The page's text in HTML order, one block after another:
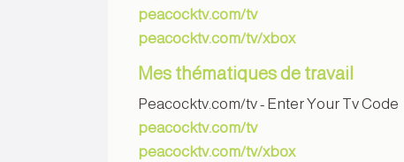
peacocktv.com/tv
peacocktv.com/tv/xbox
Mes thématiques de travail
Peacocktv.com/tv - Enter Your Tv Code
peacocktv.com/tv
peacocktv.com/tv/xbox